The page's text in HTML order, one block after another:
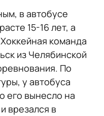
в автобусе
15-16 лет, а
команда
из Челябинской
По
у автобуса
его вынесло на
врезался в